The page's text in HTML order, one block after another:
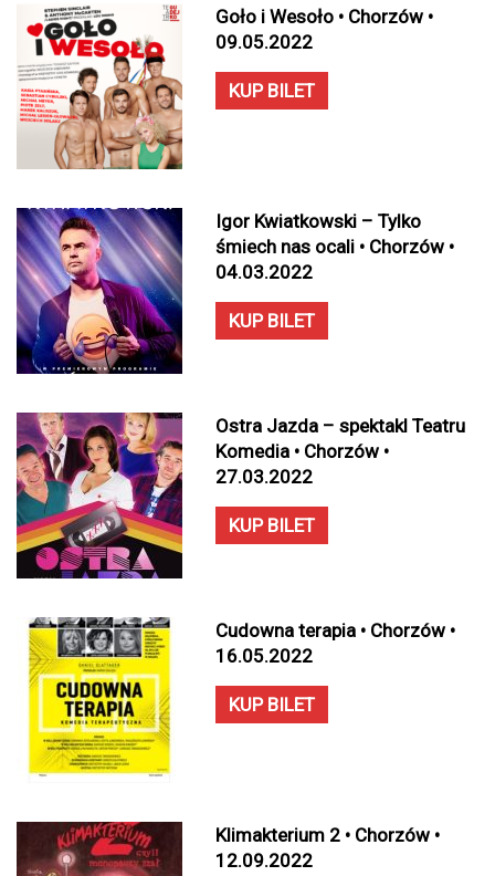
Goło i Wesoło • Chorzów •
09.05.2022
KUP BILET
Igor Kwiatkowski – Tylko
śmiech nas ocali • Chorzów •
04.03.2022
KUP BILET
Ostra Jazda – spektakl Teatru
Komedia • Chorzów •
27.03.2022
KUP BILET
Cudowna terapia • Chorzów •
16.05.2022
KUP BILET
Klimakterium 2 • Chorzów •
12.09.2022